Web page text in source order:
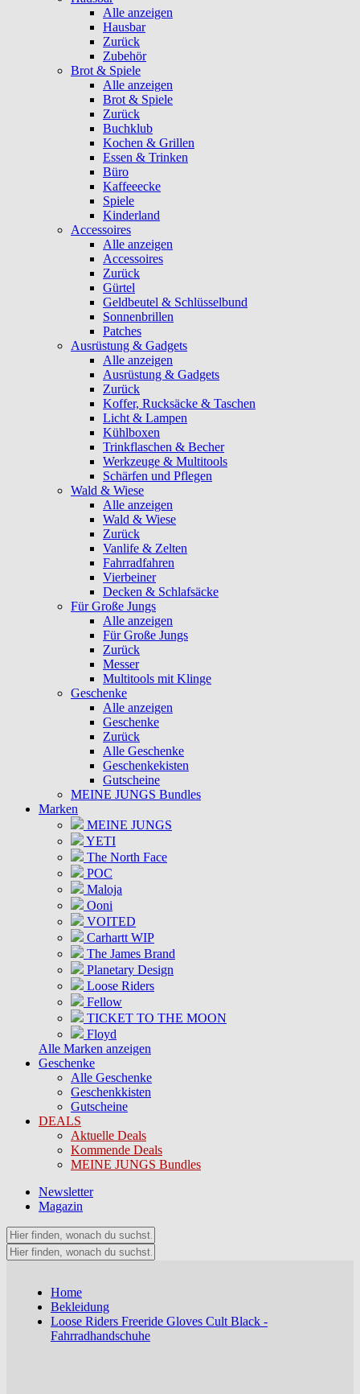
Alle anzeigen
Hausbar
Zurück
Zubehör
Brot & Spiele
Alle anzeigen
Brot & Spiele
Zurück
Buchklub
Kochen & Grillen
Essen & Trinken
Büro
Kaffeeecke
Spiele
Kinderland
Accessoires
Alle anzeigen
Accessoires
Zurück
Gürtel
Geldbeutel & Schlüsselbund
Sonnenbrillen
Patches
Ausrüstung & Gadgets
Alle anzeigen
Ausrüstung & Gadgets
Zurück
Koffer, Rucksäcke & Taschen
Licht & Lampen
Kühlboxen
Trinkflaschen & Becher
Werkzeuge & Multitools
Schärfen und Pflegen
Wald & Wiese
Alle anzeigen
Wald & Wiese
Zurück
Vanlife & Zelten
Fahrradfahren
Vierbeiner
Decken & Schlafsäcke
Für Große Jungs
Alle anzeigen
Für Große Jungs
Zurück
Messer
Multitools mit Klinge
Geschenke
Alle anzeigen
Geschenke
Zurück
Alle Geschenke
Geschenkekisten
Gutscheine
MEINE JUNGS Bundles
Marken
MEINE JUNGS
YETI
The North Face
POC
Maloja
Ooni
VOITED
Carhartt WIP
The James Brand
Planetary Design
Loose Riders
Fellow
TICKET TO THE MOON
Floyd
Alle Marken anzeigen
Geschenke
Alle Geschenke
Geschenkkisten
Gutscheine
DEALS
Aktuelle Deals
Kommende Deals
MEINE JUNGS Bundles
Newsletter
Magazin
Home
Bekleidung
Loose Riders Freeride Gloves Cult Black -
Fahrradhandschuhe